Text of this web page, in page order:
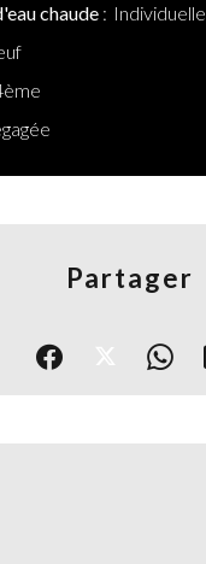
chaude
Individuelle
Partager